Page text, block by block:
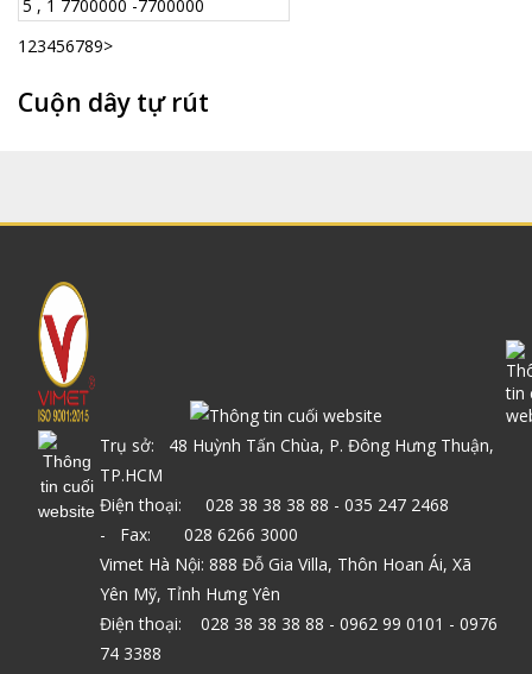
5 , 1 7700000 -7700000
1 23456789>
Cuộn dây tự rút
Trụ sở: 48 Huỳnh Tấn Chùa, P. Đông Hưng Thuận,
TP.HCM
Điện thoại: 028 38 38 38 88 - 035 247 2468
- Fax: 028 6266 3000
Vimet Hà Nội: 888 Đỗ Gia Villa, Thôn Hoan Ái, Xã
Yên Mỹ, Tỉnh Hưng Yên
Điện thoại: 028 38 38 38 88 - 0962 99 0101 - 0976
74 3388